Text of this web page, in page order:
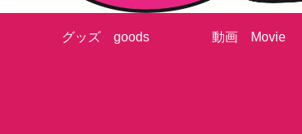
グッズ goods 動画 Movie